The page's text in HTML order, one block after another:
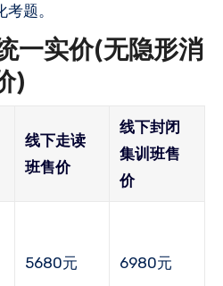
题。
一实价(无隐形消
)
线下走读
班售价
线下封闭
集训班售
价
5680元 6980元